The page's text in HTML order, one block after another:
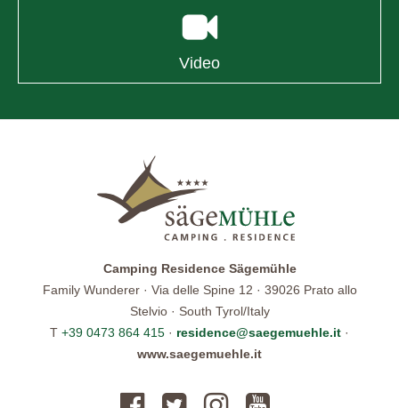
Video
Camping Residence Sägemühle
Family Wunderer · Via delle Spine 12 · 39026 Prato allo
Stelvio · South Tyrol/Italy
T +39 0473 864 415 · residence@saegemuehle.it ·
www.saegemuehle.it